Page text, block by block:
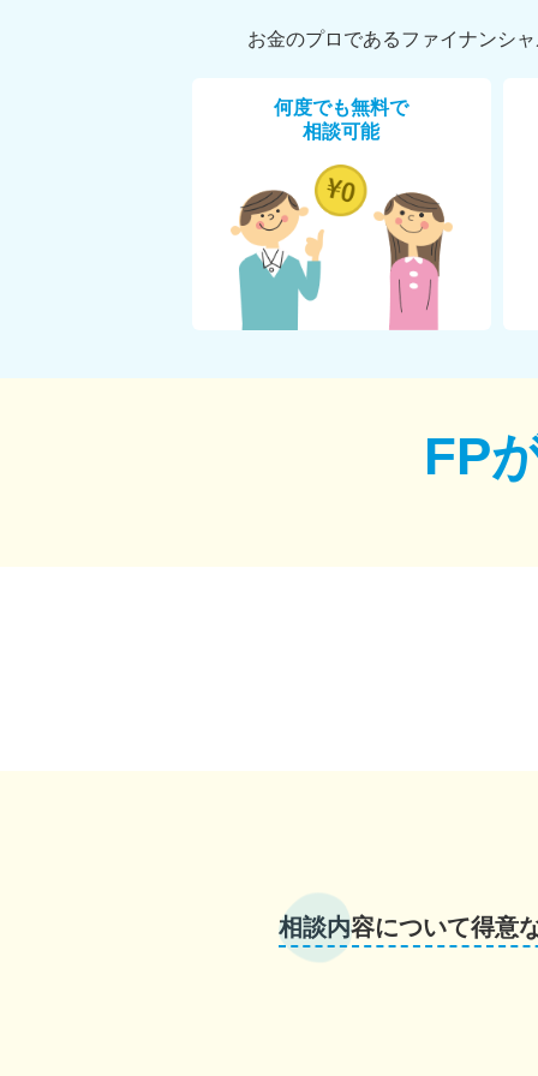
お金のプロであるファイナンシ
何度でも無料で
相談可能
FP
相談内容について得意